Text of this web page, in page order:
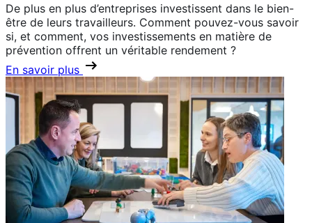
De plus en plus d’entreprises investissent dans le bien-
être de leurs travailleurs. Comment pouvez-vous savoir
si, et comment, vos investissements en matière de
prévention offrent un véritable rendement ?
En savoir plus